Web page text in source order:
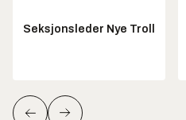
Seksjonsleder Nye Troll